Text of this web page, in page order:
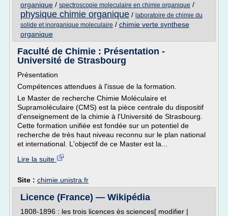
organique / spectroscopie moleculaire en chimie organique /
physique chimie organique / laboratoire de chimie du
solide et inorganique moleculaire / chimie verte synthese
organique
Faculté de Chimie : Présentation -
Université de Strasbourg
Présentation
Compétences attendues à l'issue de la formation.
Le Master de recherche Chimie Moléculaire et
Supramoléculaire (CMS) est la pièce centrale du dispositif
d'enseignement de la chimie à l'Université de Strasbourg.
Cette formation unifiée est fondée sur un potentiel de
recherche de très haut niveau reconnu sur le plan national
et international. L'objectif de ce Master est la...
Lire la suite
Site : chimie.unistra.fr
Licence (France) — Wikipédia
1808-1896 : les trois licences ès sciences[ modifier |